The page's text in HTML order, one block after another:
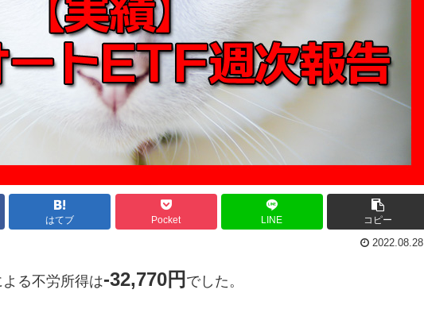
はてブ Pocket LINE コピー
2022.08.28
る不労所得は-32,770円 でした。